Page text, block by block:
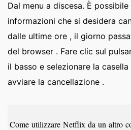
Dal menu a discesa. È
informazioni che si desidera
dalle ultime ore , il giorno
del browser . Fare clic sul
il basso e selezionare la
avviare la cancellazione .
Come utilizzare Netflix da un altro